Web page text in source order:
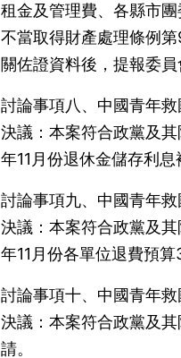
租金及管理費、各縣市
不當取得財產處理條例
關佐證資料後，提報委員
討論事項八、中國青年救
決議：本案符合政黨及
年11月份退休金儲存利息
討論事項九、中國青年救
決議：本案符合政黨及
年11月份各單位退費預
討論事項十、中國青年
決議：本案符合政黨及
請。